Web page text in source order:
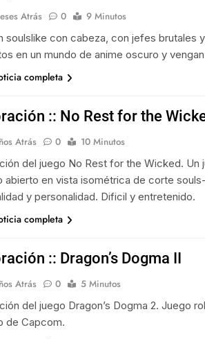
Atrás 0
9 Minutos
soulslike con cabeza, con jefes brutales
en un mundo de anime oscuro y
completa
:: No Rest for the
Atrás 0
10 Minutos
del juego No Rest for the Wicked. Un
abierto en vista isométrica de corte
y personalidad. Dificil y entretenido.
completa
:: Dragon’s Dogma II
Atrás 0
5 Minutos
del juego Dragon’s Dogma 2. Juego
de Capcom.